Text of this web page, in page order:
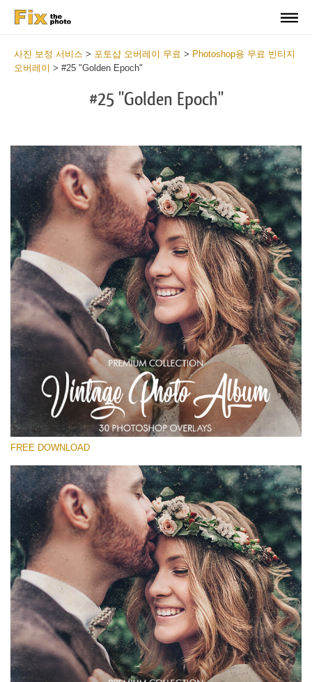
사진 보정 서비스 > 포토샵 오버레이 무료 > Photoshop용 무료 빈티지
오버레이 > #25 "Golden Epoch"
#25 "Golden Epoch"
선택 해주세요
Free Vintage Overlay #25
Small 800*533px
Vintage Photo Album
(30 Overlays)
Sunlight Collection
(290 Overlays)
Large 6000*4000px
Entire Collection
(1783 Overlays)
Large 6000*4000px
무료 다운로드
FREE DOWNLOAD